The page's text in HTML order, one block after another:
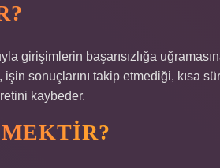
girişimlerin başarısızlığa
sonuçlarını takip etmediği, kısa
kaybeder.